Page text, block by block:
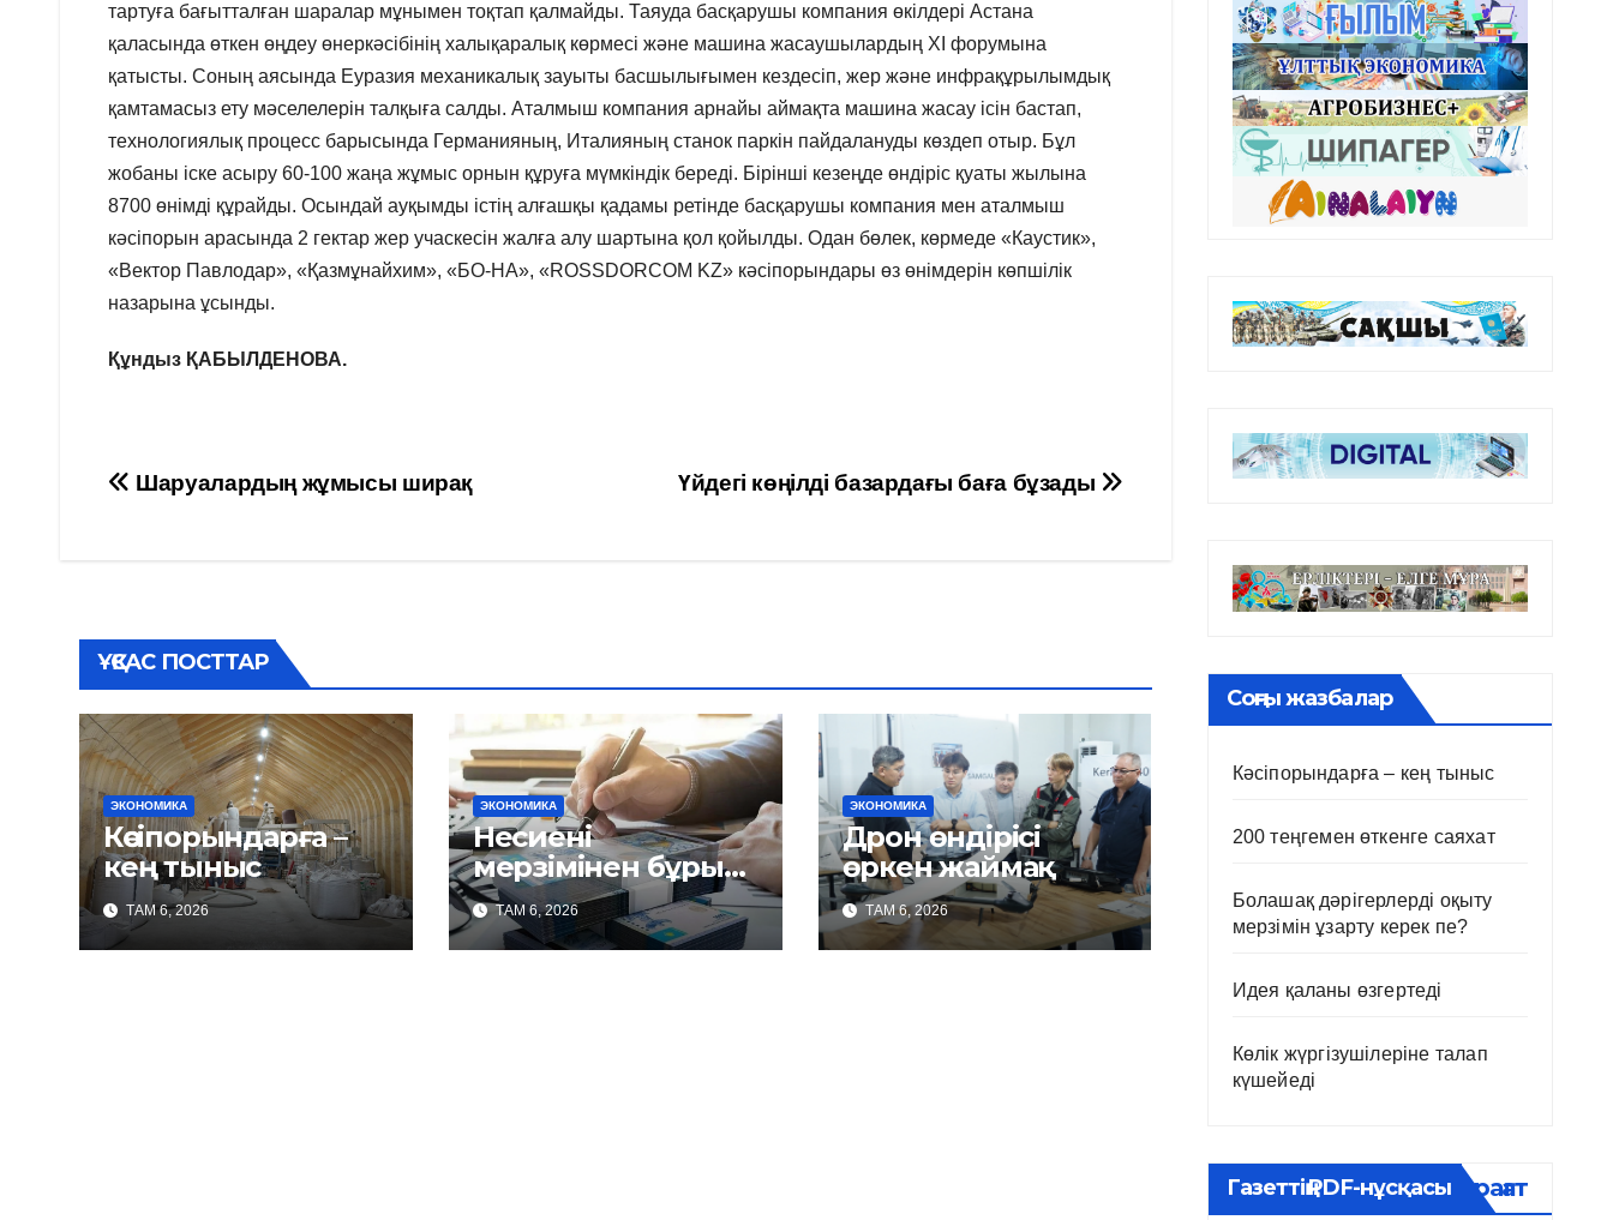
тартуға бағытталған шаралар мұнымен тоқтап қалмайды. Таяуда басқарушы компания өкілдері Астана
қаласында өткен өңдеу өнеркәсібінің халықаралық көрмесі және машина жасаушылардың ХІ форумына
қатысты. Соның аясында Еуразия механикалық зауыты басшылығымен кездесіп, жер және инфрақұрылымдық
қамтамасыз ету мәселелерін талқыға салды. Аталмыш компания арнайы аймақта машина жасау ісін бастап,
технологиялық процесс барысында Германияның, Италияның станок паркін пайдалануды көздеп отыр. Бұл
жобаны іске асыру 60-100 жаңа жұмыс орнын құруға мүмкіндік береді. Бірінші кезеңде өндіріс қуаты жылына
8700 өнімді құрайды. Осындай ауқымды істің алғашқы қадамы ретінде басқарушы компания мен аталмыш
кәсіпорын арасында 2 гектар жер учаскесін жалға алу шартына қол қойылды. Одан бөлек, көрмеде «Каустик»,
«Вектор Павлодар», «Қазмұнайхим», «БО-НА», «ROSSDORCOM KZ» кәсіпорындары өз өнімдерін көпшілік
назарына ұсынды.
Құндыз ҚАБЫЛДЕНОВА.
Навигация
Үйдегі көңілді базардағы баға бұзады
Шаруалардың жұмысы ширақ
ҰҚСАС ПОСТТАР
ЭКОНОМИКА
Кәсіпорындарға –
кең тыныс
ТАМ 6, 2026
ЭКОНОМИКА
Несиені
мерзімінен бұрын
өтеу: нені білу
керек?
ТАМ 6, 2026
ЭКОНОМИКА
Дрон өндірісі
өркен жаймақ
ТАМ 6, 2026
Соңғы жазбалар
Кәсіпорындарға – кең тыныс
200 теңгемен өткенге саяхат
Болашақ дәрігерлерді оқыту
мерзімін ұзарту керек пе?
Идея қаланы өзгертеді
Көлік жүргізушілеріне талап
күшейеді
Газеттің PDF-нұсқасыМұрағат